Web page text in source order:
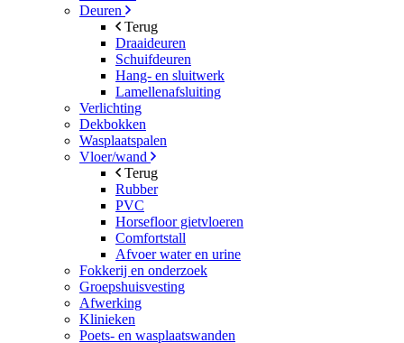
Deuren
Terug
Draaideuren
Schuifdeuren
Hang- en sluitwerk
Lamellenafsluiting
Verlichting
Dekbokken
Wasplaatspalen
Vloer/wand
Terug
Rubber
PVC
Horsefloor gietvloeren
Comfortstall
Afvoer water en urine
Fokkerij en onderzoek
Groepshuisvesting
Afwerking
Klinieken
Poets- en wasplaatswanden